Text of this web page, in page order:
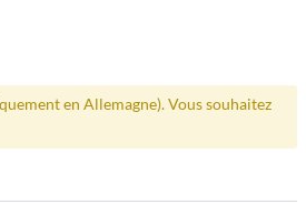
en Allemagne). Vous souhaitez